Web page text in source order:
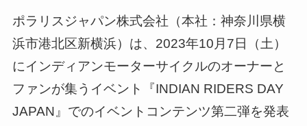
ポラリスジャパン株式会社（本社：神奈川県横
浜市港北区新横浜）は、2023年10月7日（土）
にインディアンモーターサイクルのオーナーと
ファンが集うイベント『INDIAN RIDERS DAY
JAPAN』でのイベントコンテンツ第二弾を発表